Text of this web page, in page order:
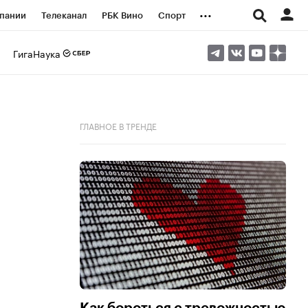
Телеканал РБК Вино Спорт ...
ГигаНаука
ГЛАВНОЕ В ТРЕНДЕ